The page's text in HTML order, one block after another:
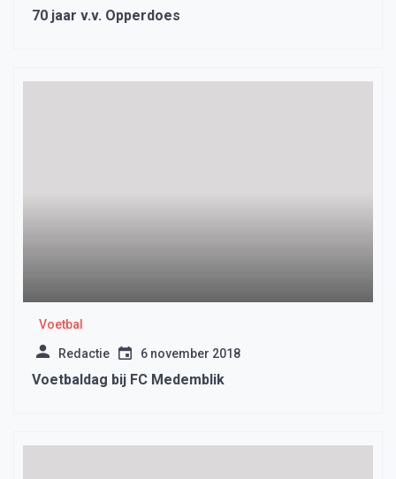
70 jaar v.v. Opperdoes
Voetbal
Redactie 6 november 2018
Voetbaldag bij FC Medemblik